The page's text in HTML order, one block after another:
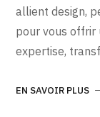
allient design,
pour vous offrir
expertise,
EN SAVOIR PLUS